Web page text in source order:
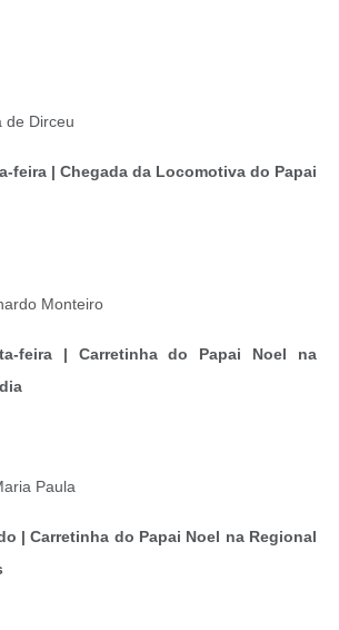
de Dirceu
feira | Chegada da Locomotiva do Papai
Monteiro
feira | Carretinha do Papai Noel na
Paula
| Carretinha do Papai Noel na Regional